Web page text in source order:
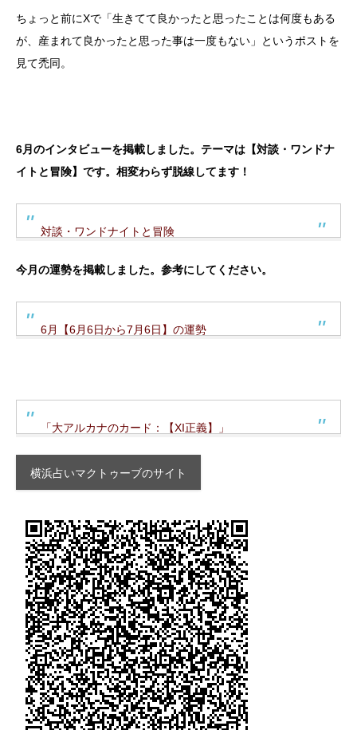
ちょっと前にXで「生きてて良かったと思ったことは何度もある
が、産まれて良かったと思った事は一度もない」というポストを
見て禿同。
6月のインタビューを掲載しました。テーマは【対談・ワンドナ
イトと冒険】です。相変わらず脱線してます！
対談・ワンドナイトと冒険
今月の運勢を掲載しました。参考にしてください。
6月【6月6日から7月6日】の運勢
「大アルカナのカード：【XI正義】」
横浜占いマクトゥーブのサイト